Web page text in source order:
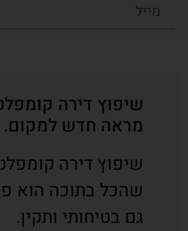
שיפוץ דירה
מראה חדש למקום.
שיפוץ דירה
שהכל בתוכה הוא
גם בטיחותי ותקין.